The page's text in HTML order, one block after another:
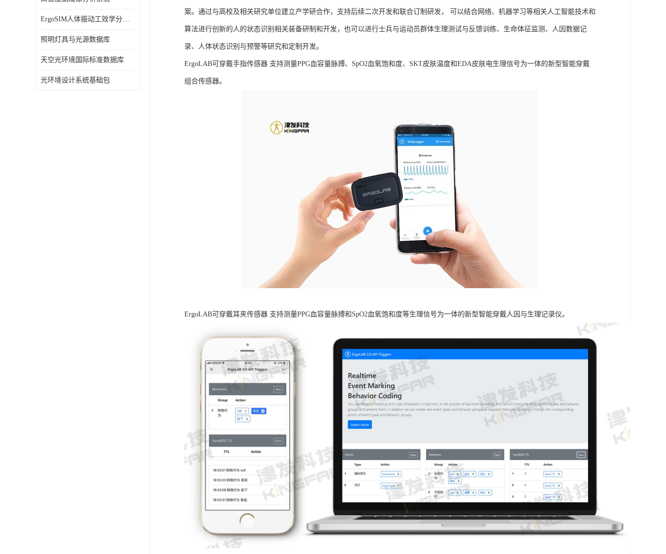
ErgoSIM人体振动工效学分析系统
照明灯具与光源数据库
天空光环境国际标准数据库
光环境设计系统基础包
案。通过与高校及相关研究单位建立产学研合作，支持后续二次开发和联合订制研发， 可以结合网络、机器学习等相关人工智能技术和
算法进行创新的人的状态识别相关装备研制和开发，也可以进行士兵与运动员群体生理测试与反馈训练、生命体征监测、人因数据记
录、人体状态识别与预警等研究和定制开发。
ErgoLAB可穿戴手指传感器 支持测量PPG血容量脉搏、SpO2血氧饱和度、SKT皮肤温度和EDA皮肤电生理信号为一体的新型智能穿戴
组合传感器。
ErgoLAB可穿戴耳夹传感器 支持测量PPG血容量脉搏和SpO2血氧饱和度等生理信号为一体的新型智能穿戴人因与生理记录仪。